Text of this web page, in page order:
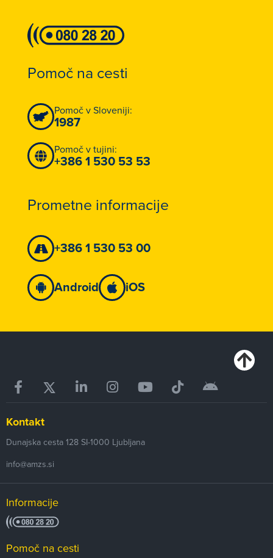
Pomoč na cesti
Pomoč v Sloveniji:
1987
Pomoč v tujini:
+386 1 530 53 53
Prometne informacije
+386 1 530 53 00
Android iOS
Kontakt
Dunajska cesta 128 SI-1000 Ljubljana
info@amzs.si
Informacije
Pomoč na cesti